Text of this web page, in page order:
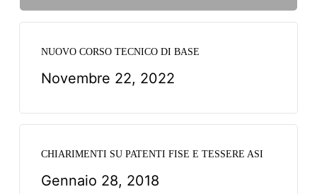
NUOVO CORSO TECNICO DI BASE
Novembre 22, 2022
CHIARIMENTI SU PATENTI FISE E TESSERE ASI
Gennaio 28, 2018